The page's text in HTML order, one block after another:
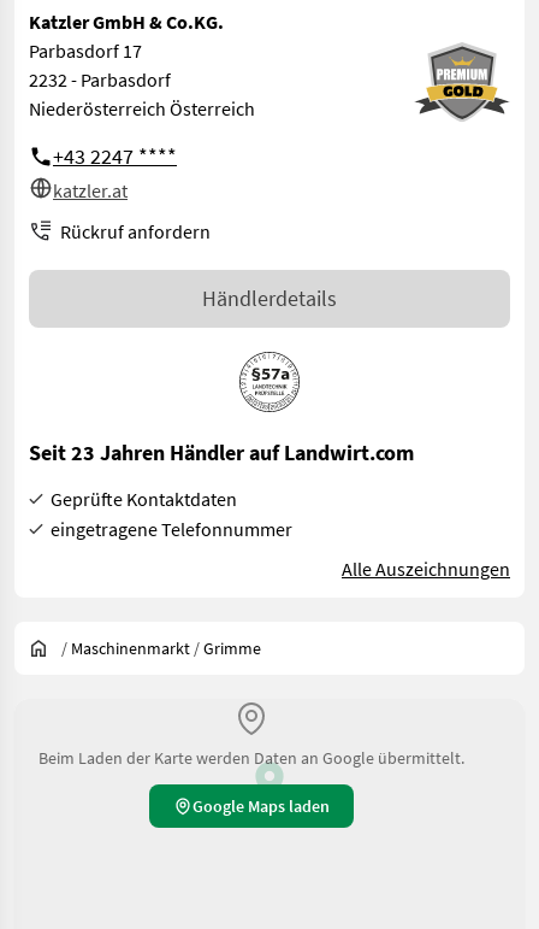
Katzler GmbH & Co.KG.
Parbasdorf 17
2232 - Parbasdorf
Niederösterreich Österreich
+43 2247 ****
katzler.at
Rückruf anfordern
Händlerdetails
Seit 23 Jahren Händler auf Landwirt.com
Geprüfte Kontaktdaten
eingetragene Telefonnummer
Alle Auszeichnungen
/ Maschinenmarkt /Grimme
Beim Laden der Karte werden Daten an Google übermittelt.
Google Maps laden